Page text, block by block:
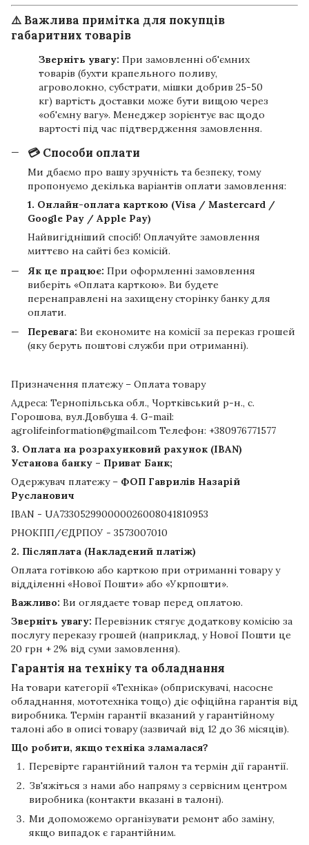
⚠️ Важлива примітка для покупців
габаритних товарів
Зверніть увагу: При замовленні об'ємних
товарів (бухти крапельного поливу,
агроволокно, субстрати, мішки добрив 25-50
кг) вартість доставки може бути вищою через
«об'ємну вагу». Менеджер зорієнтує вас щодо
вартості під час підтвердження замовлення.
💳 Способи оплати
Ми дбаємо про вашу зручність та безпеку, тому
пропонуємо декілька варіантів оплати замовлення:
1. Онлайн-оплата карткою (Visa / Mastercard /
Google Pay / Apple Pay)
Найвигідніший спосіб! Оплачуйте замовлення
миттєво на сайті без комісій.
Як це працює: При оформленні замовлення
виберіть «Оплата карткою». Ви будете
перенаправлені на захищену сторінку банку для
оплати.
Перевага: Ви економите на комісії за переказ грошей
(яку беруть поштові служби при отриманні).
Призначення платежу – Оплата товару
Адреса: Тернопільська обл., Чортківський р-н., с.
Горошова, вул.Довбуша 4. G-mail:
agrolifeinformation@gmail.com Телефон: +380976771577
3. Оплата на розрахунковий рахунок (IBAN)
Установа банку – Приват Банк;
Одержувач платежу – ФОП Гаврилів Назарій
Русланович
IBAN - UA733052990000026008041810953
РНОКПП/ЄДРПОУ - 3573007010
2. Післяплата (Накладений платіж)
Оплата готівкою або карткою при отриманні товару у
відділенні «Нової Пошти» або «Укрпошти».
Важливо: Ви оглядаєте товар перед оплатою.
Зверніть увагу: Перевізник стягує додаткову комісію за
послугу переказу грошей (наприклад, у Нової Пошти це
20 грн + 2% від суми замовлення).
Гарантія на техніку та обладнання
На товари категорії «Техніка» (обприскувачі, насосне
обладнання, мототехніка тощо) діє офіційна гарантія від
виробника. Термін гарантії вказаний у гарантійному
талоні або в описі товару (зазвичай від 12 до 36 місяців).
Що робити, якщо техніка зламалася?
Перевірте гарантійний талон та термін дії гарантії.
Зв'яжіться з нами або напряму з сервісним центром
виробника (контакти вказані в талоні).
Ми допоможемо організувати ремонт або заміну,
якщо випадок є гарантійним.